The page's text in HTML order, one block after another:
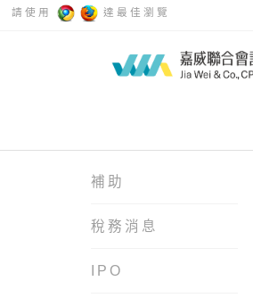
請使用 達最佳瀏覽
補助
稅務消息
IPO